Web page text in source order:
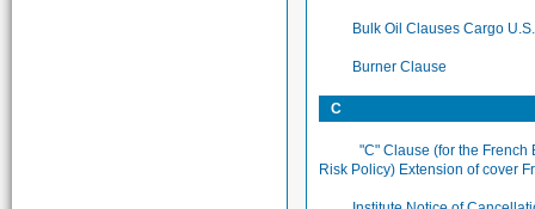
Bulk Oil Clauses Cargo
Burner Clause
C
"C" Clause (for the French
Risk Policy) Extension of cover